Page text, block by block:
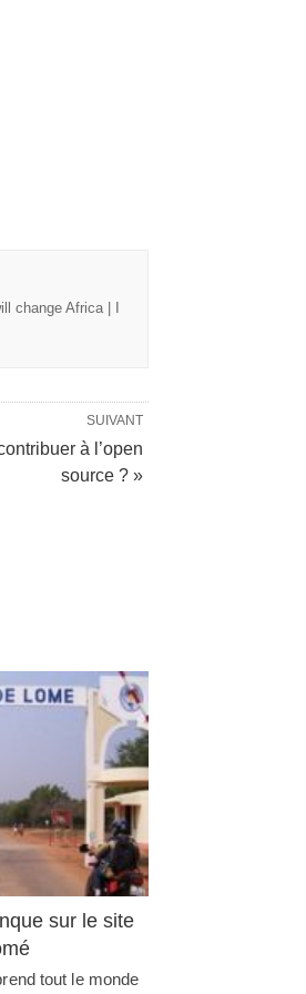
change Africa | I
SUIVANT
à l’open
source ? »
sur le site
tout le monde